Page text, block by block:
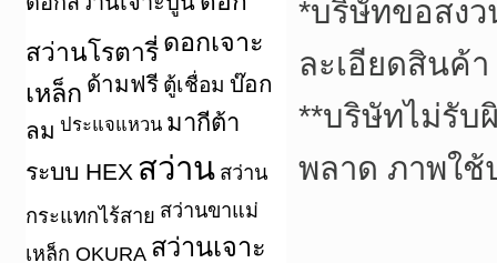
สว่านโรตารี่ ดอกเจาะ
เหล็ก ด้ามฟรี ตู้เชื่อม บ๊อก
ลม ประแจแหวน มากีต้า
ระบบ HEX สว่าน สว่าน
กระแทกไร้สาย สว่านขาแม่
เหล็ก OKURA สว่านเจาะ
*บริษัทขอสงว
ละเอียดสินค้
**บริษัทไม่รับ
พลาด ภาพใ